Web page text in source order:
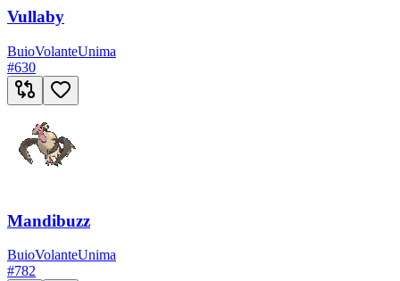
Vullaby
BuioVolanteUnima
#630
Mandibuzz
BuioVolanteUnima
#782